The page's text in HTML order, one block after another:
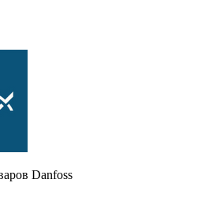
Danfoss